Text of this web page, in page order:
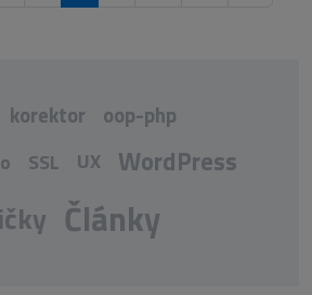
korektor oop-php
SSL UX WordPress
Články